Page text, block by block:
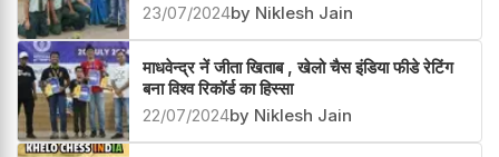
23/07/2024by Niklesh Jain
माधवेन्द्र नें जीता खिताब , खेलो चैस इंडिया फीडे रेटिंग
बना विश्व रिकॉर्ड का हिस्सा
22/07/2024by Niklesh Jain